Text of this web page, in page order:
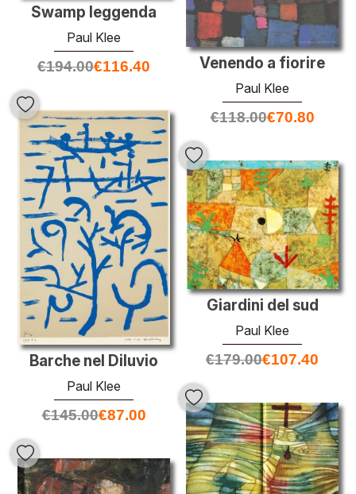
Swamp leggenda
Paul Klee
€194.00€116.40 Venendo a fiorire
Paul Klee
€118.00€70.80
Barche nel Diluvio
Paul Klee
€145.00€87.00
Giardini del sud
Paul Klee
€179.00€107.40